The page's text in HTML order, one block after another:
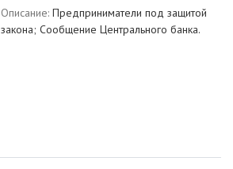
Описание: Предприниматели под защитой
закона; Сообщение Центрального банка.